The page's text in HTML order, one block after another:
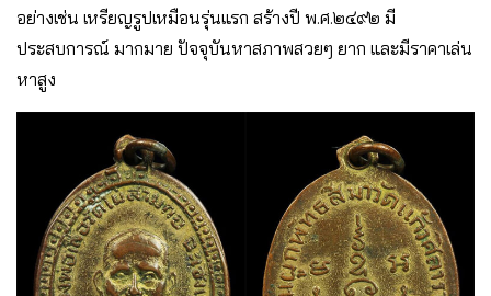
อย่างเช่น เหรียญรูปเหมือนรุ่นแรก สร้างปี พ.ศ.๒๔๙๒ มี
ประสบการณ์ มากมาย ปัจจุบันหาสภาพสวยๆ ยาก และมีราคาเล่น
หาสูง